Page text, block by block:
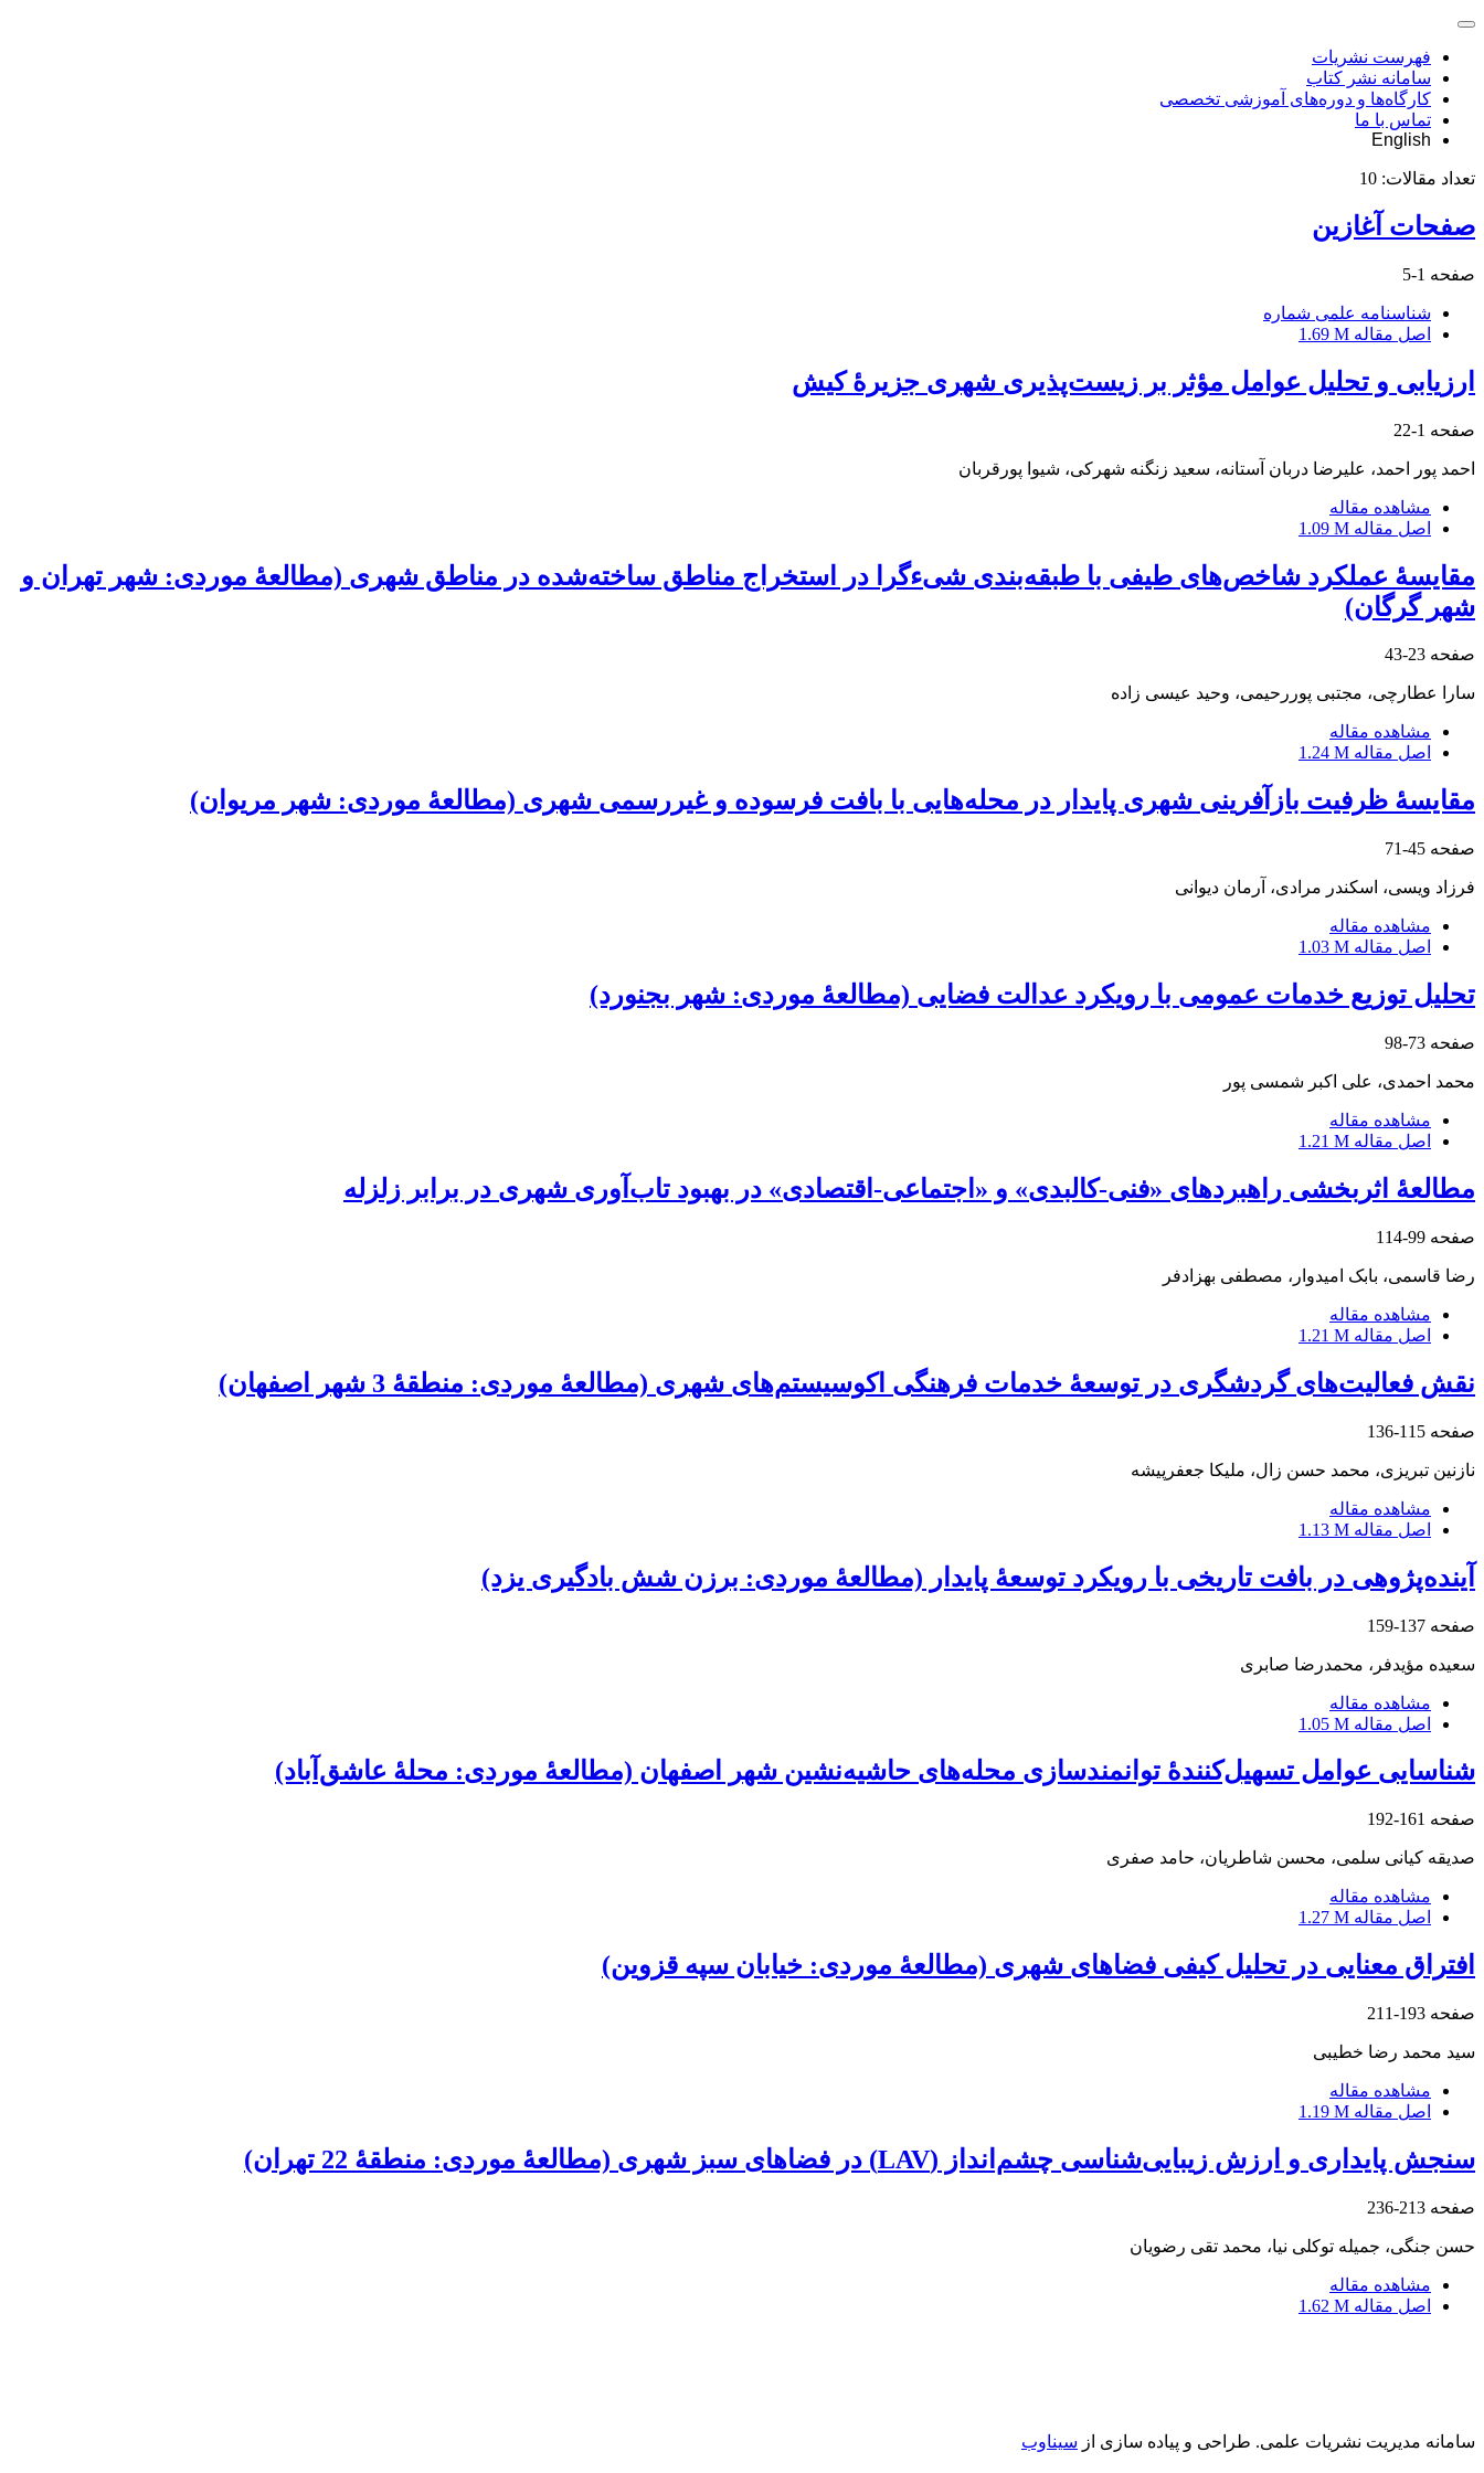
فهرست نشریات
سامانه نشر کتاب
کارگاه‌ها و دوره‌های آموزشی تخصصی
تماس با ما
English
تعداد مقالات: 10
صفحات آغازین
صفحه 1-5
شناسنامه علمی شماره
اصل مقاله 1.69 M
ارزیابی و تحلیل عوامل مؤثر بر زیست‌پذیری شهری جزیرۀ کیش
صفحه 1-22
احمد پور احمد، علیرضا دربان آستانه، سعید زنگنه شهرکی، شیوا پورقربان
مشاهده مقاله
اصل مقاله 1.09 M
مقایسۀ عملکرد شاخص‌های طیفی با طبقه‌بندی شی‌ءگرا در استخراج مناطق ساخته‌شده در مناطق شهری (مطالعۀ موردی: شهر تهران و
شهر گرگان)
صفحه 23-43
سارا عطارچی، مجتبی پوررحیمی، وحید عیسی زاده
مشاهده مقاله
اصل مقاله 1.24 M
مقایسۀ ظرفیت بازآفرینی شهری پایدار در محله‌هایی با بافت فرسوده و غیررسمی شهری (مطالعۀ موردی: شهر مریوان)
صفحه 45-71
فرزاد ویسی، اسکندر مرادی، آرمان دیوانی
مشاهده مقاله
اصل مقاله 1.03 M
تحلیل توزیع خدمات عمومی با رویکرد عدالت فضایی (مطالعۀ موردی: شهر بجنورد)
صفحه 73-98
محمد احمدی، علی اکبر شمسی پور
مشاهده مقاله
اصل مقاله 1.21 M
مطالعۀ اثربخشی راهبردهای «فنی-کالبدی» و «اجتماعی-اقتصادی» در بهبود تاب‌آوری شهری در برابر زلزله
صفحه 99-114
رضا قاسمی، بابک امیدوار، مصطفی بهزادفر
مشاهده مقاله
اصل مقاله 1.21 M
نقش فعالیت‌های گردشگری در توسعۀ خدمات فرهنگی اکوسیستم‌های شهری (مطالعۀ موردی: منطقۀ 3 شهر اصفهان)
صفحه 115-136
نازنین تبریزی، محمد حسن زال، ملیکا جعفرپیشه
مشاهده مقاله
اصل مقاله 1.13 M
آینده‌پژوهی در بافت تاریخی با رویکرد توسعۀ پایدار (مطالعۀ موردی: برزن شش بادگیری یزد)
صفحه 137-159
سعیده مؤیدفر، محمدرضا صابری
مشاهده مقاله
اصل مقاله 1.05 M
شناسایی عوامل تسهیل‌کنندۀ توانمندسازی محله‌های حاشیه‌نشین شهر اصفهان (مطالعۀ موردی: محلۀ عاشق‌آباد)
صفحه 161-192
صدیقه کیانی سلمی، محسن شاطریان، حامد صفری
مشاهده مقاله
اصل مقاله 1.27 M
افتراق معنایی در تحلیل کیفی فضاهای شهری (مطالعۀ موردی: خیابان سپه قزوین)
صفحه 193-211
سید محمد رضا خطیبی
مشاهده مقاله
اصل مقاله 1.19 M
سنجش پایداری و ارزش زیبایی‌شناسی چشم‌انداز (LAV) در فضاهای سبز شهری (مطالعۀ موردی: منطقۀ 22 تهران)
صفحه 213-236
حسن جنگی، جمیله توکلی نیا، محمد تقی رضویان
مشاهده مقاله
اصل مقاله 1.62 M
سامانه مدیریت نشریات علمی. طراحی و پیاده سازی از سیناوب